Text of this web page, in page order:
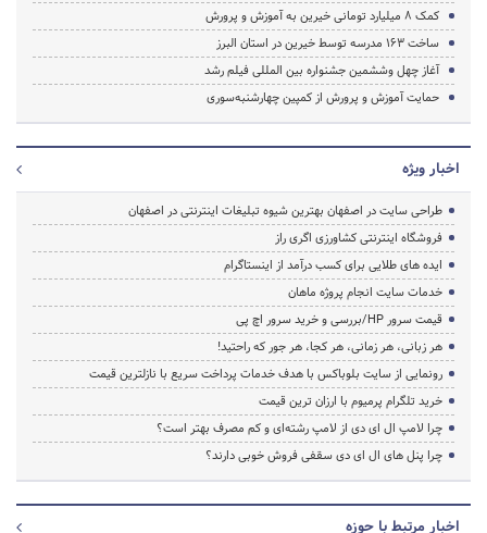
کمک 8 میلیارد تومانی خیرین به آموزش و پرورش
ساخت 163 مدرسه توسط خیرین در استان البرز
آغاز چهل وششمین جشنواره بین المللی فیلم رشد
حمایت آموزش و پرورش از کمپین چهارشنبه‌سوری
اخبار ویژه
طراحی سایت در اصفهان بهترین شیوه تبلیغات اینترنتی در اصفهان
فروشگاه اینترنتی کشاورزی اگری راز
ایده های طلایی برای کسب درآمد از اینستاگرام
خدمات سایت انجام پروژه ماهان
قیمت سرور HP/بررسی و خرید سرور اچ پی
هر زبانی، هر زمانی، هر کجا، هر جور که راحتید!
رونمایی از سایت بلوباکس با هدف خدمات پرداخت سریع با نازلترین قیمت
خرید تلگرام پرمیوم با ارزان ترین قیمت
چرا لامپ ال ای دی از لامپ رشته‌ای و کم مصرف بهتر است؟
چرا پنل های ال ای دی سقفی فروش خوبی دارند؟
اخبار مرتبط با حوزه